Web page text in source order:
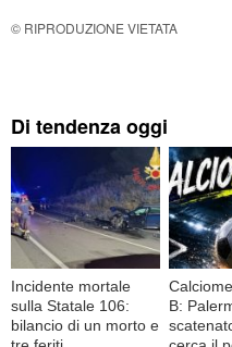
© RIPRODUZIONE VIETATA
Di tendenza oggi
Incidente mortale
sulla Statale 106:
bilancio di un morto e
B: